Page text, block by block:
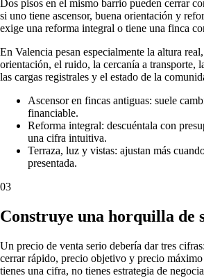
Dos pisos en el mismo barrio pueden cerrar
si uno tiene ascensor, buena orientación y
exige una reforma integral o tiene una finca
En Valencia pesan especialmente la altura
orientación, el ruido, la cercanía a transporte,
las cargas registrales y el estado de la
Ascensor en fincas antiguas: suele
financiable.
Reforma integral: descuéntala con
una cifra intuitiva.
Terraza, luz y vistas: ajustan más
presentada.
03
Construye una horquilla de
Un precio de venta serio debería dar tres
cerrar rápido, precio objetivo y precio
tienes una cifra, no tienes estrategia de